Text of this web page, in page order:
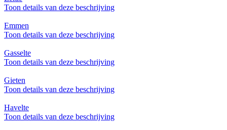
Toon details van deze beschrijving
Emmen
Toon details van deze beschrijving
Gasselte
Toon details van deze beschrijving
Gieten
Toon details van deze beschrijving
Havelte
Toon details van deze beschrijving